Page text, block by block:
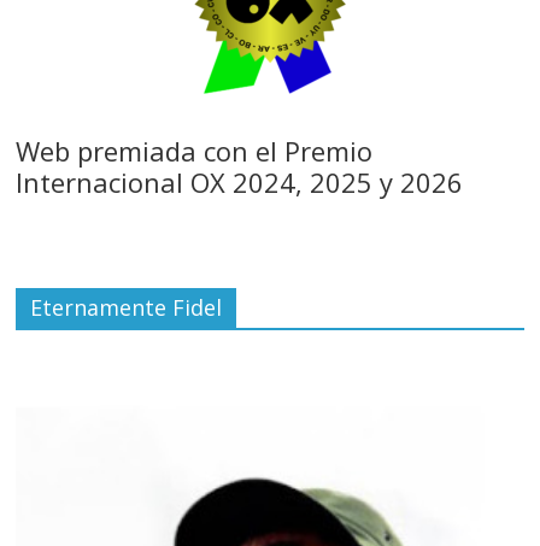
Web premiada con el Premio
Internacional OX 2024, 2025 y 2026
Eternamente Fidel